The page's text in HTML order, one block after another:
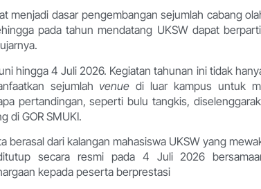
menjadi dasar pengembangan sejumlah cabang
pada tahun mendatang UKSW dapat
hingga 4 Juli 2026. Kegiatan tahunan ini tidak
sejumlah venue di luar kampus untuk
pertandingan, seperti bulu tangkis,
di GOR SMUKI.
dari kalangan mahasiswa UKSW yang
secara resmi pada 4 Juli 2026
kepada peserta berprestasi